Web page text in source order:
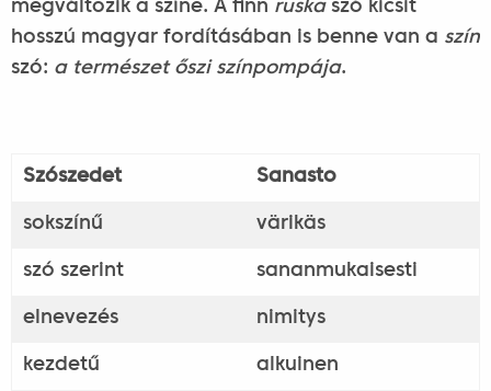
megváltozik a színe. A finn ruskaszó kicsit
hosszú magyar fordításában is benne van a szín
szó: a természet őszi színpompája.
Szószedet Sanasto
sokszínű värikäs
szó szerint sananmukaisesti
elnevezés nimitys
kezdetű alkuinen